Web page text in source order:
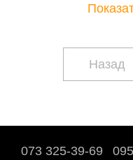
Назад
073 325-39-69